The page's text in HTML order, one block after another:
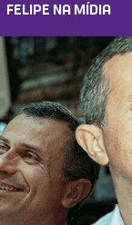
FELIPE NA MÍDIA